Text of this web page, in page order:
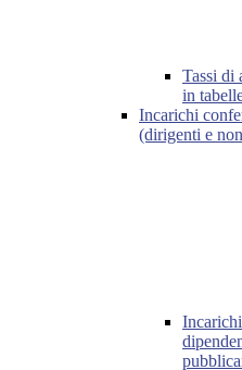
Tassi di
in
Incarichi
(dirigenti e